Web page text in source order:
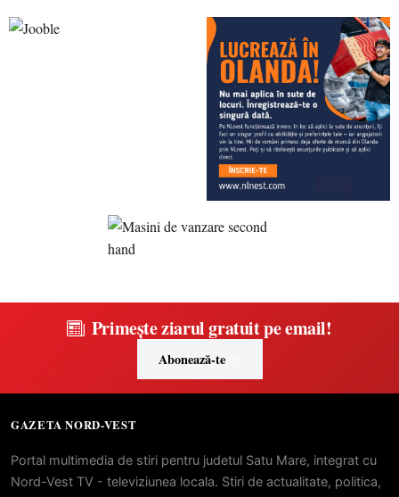
Primește ziarul gratuit pe email!
Abonează-te
GAZETA NORD-VEST
Portal multimedia de stiri pentru judetul Satu Mare, integrat cu
Nord-Vest TV - televiziunea locala. Stiri de actualitate, politica,